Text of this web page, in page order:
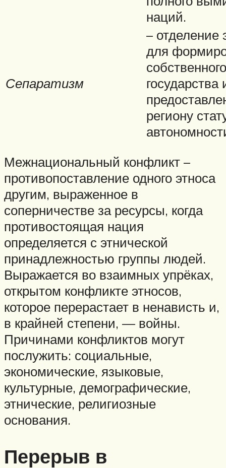
наций.
Сепаратизм
– отделение
для
собственного
государства
региону
Межнациональный конфликт –
противопоставление одного этноса
другим, выраженное в
соперничестве за ресурсы, когда
противостоящая нация
определяется с этнической
принадлежностью группы людей.
Выражается во взаимных упрёках,
открытом конфликте этносов,
которое перерастает в ненависть и,
в крайней степени, — войны.
Причинами конфликтов могут
послужить: социальные,
экономические, языковые,
культурные, демографические,
этнические, религиозные
основания.
Перерыв в